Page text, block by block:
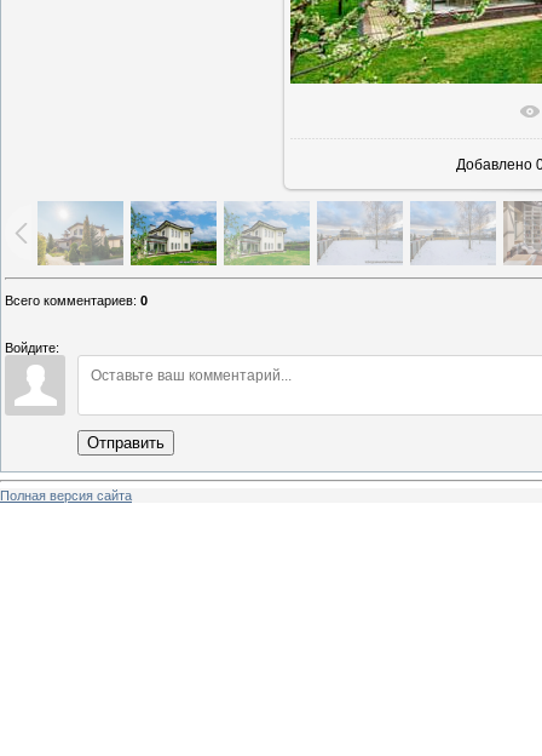
В
Добавлено
Всего комментариев: 0
Войдите:
Отправить
Полная версия сайта